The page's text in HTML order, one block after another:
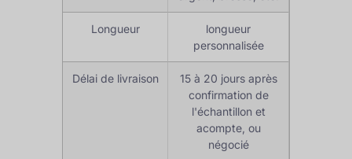
Longueur
longueur
personnalisée
Délai de livraison
15 à 20 jours après
confirmation de
l'échantillon et
acompte, ou
négocié